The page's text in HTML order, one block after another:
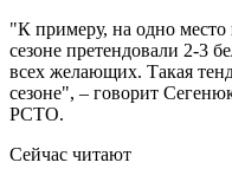
"К примеру, на одно
сезоне претендовали 2-3
всех желающих. Такая
сезоне", – говорит
РСТО.
Сейчас читают